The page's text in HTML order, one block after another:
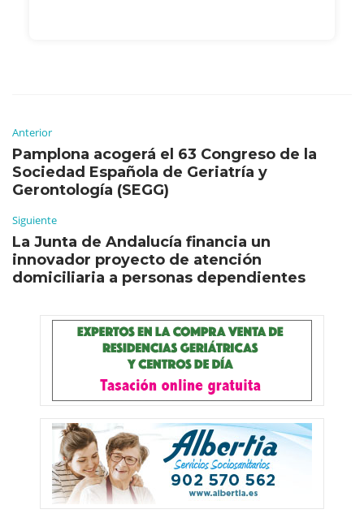
Anterior
Pamplona acogerá el 63 Congreso de la
Sociedad Española de Geriatría y
Gerontología (SEGG)
Siguiente
La Junta de Andalucía financia un
innovador proyecto de atención
domiciliaria a personas dependientes